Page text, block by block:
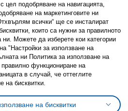
Instagram
на бисквитки (Cookies)
за използване на бисквитки
Обща политика за личните данни
цел подобряване на навигацията,
на маркетинговите ни
всички“ ще се инсталират
които са нужни за правилното
Можете да изберете кои категории
"Настройки за използване на
ни Политика за използване на
правилно функциониране на
в случай, че оттеглите
на бисквитки.
на бисквитки